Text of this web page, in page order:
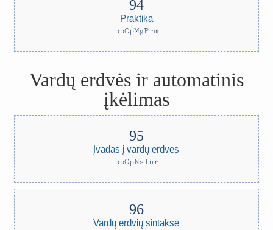
Praktika
ppOpMgPrm
Vardų erdvės ir automatinis
įkėlimas
Įvadas į vardų erdves
ppOpNsInr
Vardų erdvių sintaksė